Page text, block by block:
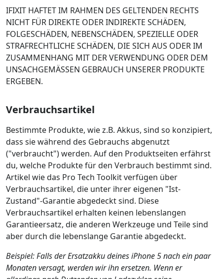
IFIXIT HAFTET IM RAHMEN DES GELTENDEN RECHTS
NICHT FÜR DIREKTE ODER INDIREKTE SCHÄDEN,
FOLGESCHÄDEN, NEBENSCHÄDEN, SPEZIELLE ODER
STRAFRECHTLICHE SCHÄDEN, DIE SICH AUS ODER IM
ZUSAMMENHANG MIT DER VERWENDUNG ODER DEM
UNSACHGEMÄSSEN GEBRAUCH UNSERER PRODUKTE
ERGEBEN.
Verbrauchsartikel
Bestimmte Produkte, wie z.B. Akkus, sind so konzipiert,
dass sie während des Gebrauchs abgenutzt
("verbraucht") werden. Auf den Produktseiten erfährst
du, welche Produkte für den Verbrauch bestimmt sind.
Artikel wie das Pro Tech Toolkit verfügen über
Verbrauchsartikel, die unter ihrer eigenen "Ist-
Zustand"-Garantie abgedeckt sind. Diese
Verbrauchsartikel erhalten keinen lebenslangen
Garantieersatz, die anderen Werkzeuge und Teile sind
aber durch die lebenslange Garantie abgedeckt.
Beispiel: Falls der Ersatzakku deines iPhone 5 nach ein paar
Monaten versagt, werden wir ihn ersetzen. Wenn er